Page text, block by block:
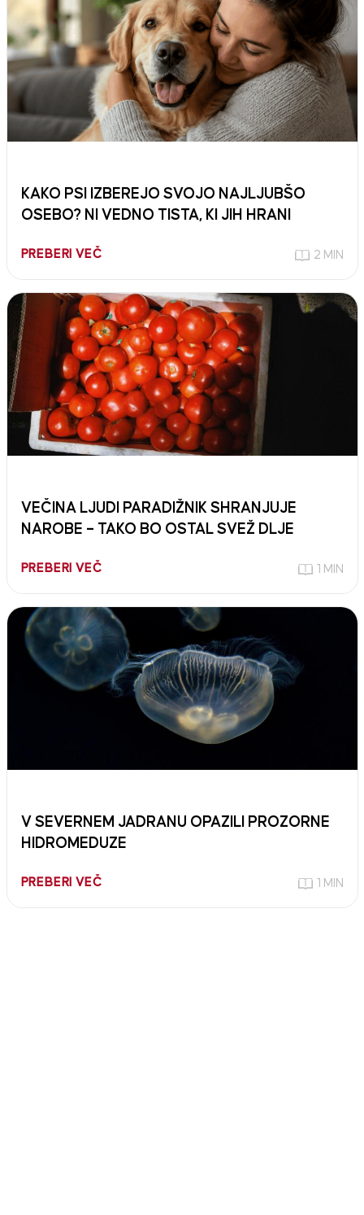
KAKO PSI IZBEREJO SVOJO NAJLJUBŠO
OSEBO? NI VEDNO TISTA, KI JIH HRANI
PREBERI VEČ 2 MIN
VEČINA LJUDI PARADIŽNIK SHRANJUJE
NAROBE – TAKO BO OSTAL SVEŽ DLJE
PREBERI VEČ 1 MIN
V SEVERNEM JADRANU OPAZILI PROZORNE
HIDROMEDUZE
PREBERI VEČ 1 MIN